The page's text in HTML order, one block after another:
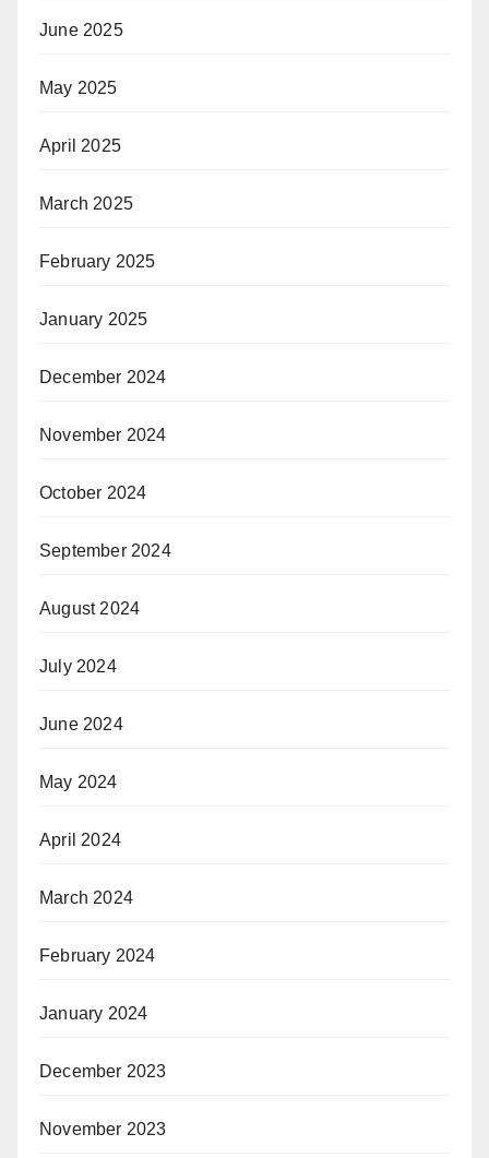
June 2025
May 2025
April 2025
March 2025
February 2025
January 2025
December 2024
November 2024
October 2024
September 2024
August 2024
July 2024
June 2024
May 2024
April 2024
March 2024
February 2024
January 2024
December 2023
November 2023